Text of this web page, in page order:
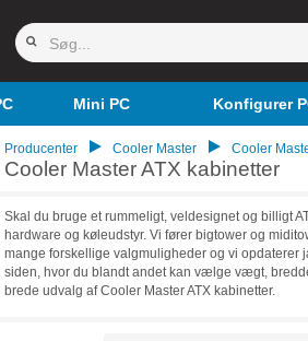
Mini PC Konfigurer
Producenter Cooler Master Cooler
Cooler Master ATX kabinetter
Skal du bruge et rummeligt, veldesignet og billigt
hardware og køleudstyr. Vi fører bigtower og
mange forskellige valgmuligheder og vi
siden, hvor du blandt andet kan vælge vægt,
brede udvalg af Cooler Master ATX kabinetter.